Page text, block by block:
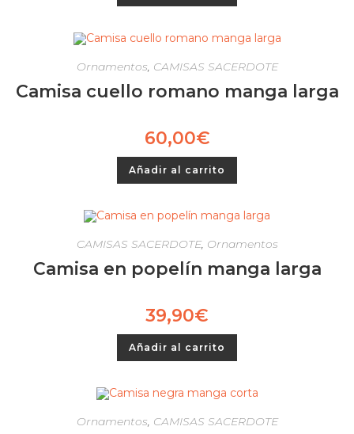
Ornamentos, CAMISAS SACERDOTE
Camisa cuello romano manga larga
60,00€
Añadir al carrito
CAMISAS SACERDOTE, Ornamentos
Camisa en popelín manga larga
39,90€
Añadir al carrito
Ornamentos, CAMISAS SACERDOTE